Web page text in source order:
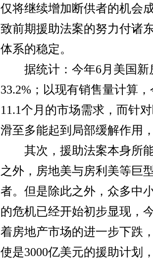
仅将继续增加断供者的机会
致前期援助法案的努力付诸
体系的稳定。
据统计：今年6月美国新
33.2%；以现有销售量计算
11.1个月的市场需求，而针
滑至多能起到局部缓解作用
其次，援助法案本身所能
之外，房地美与房利美等巨
者。但是除此之外，众多中
的危机已经开始初步显现，
着房地产市场的进一步下跌
使是3000亿美元的援助计划